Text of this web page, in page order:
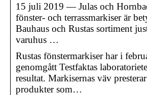
15 juli 2019 — Julas och
fönster- och terrassmarkiser är
Bauhaus och Rustas sortiment
varuhus …
Rustas fönstermarkiser har i
genomgått Testfaktas
resultat. Markisernas väv
produkter som…